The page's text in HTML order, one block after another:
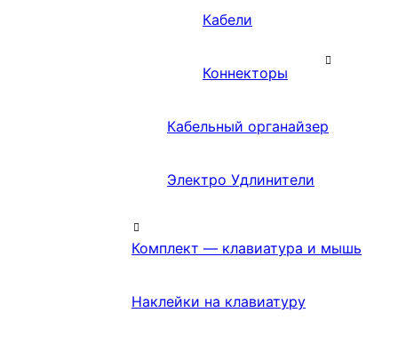
Кабели
Коннекторы
Кабельный органайзер
Электро Удлинители
Комплект — клавиатура и мышь
Наклейки на клавиатуру